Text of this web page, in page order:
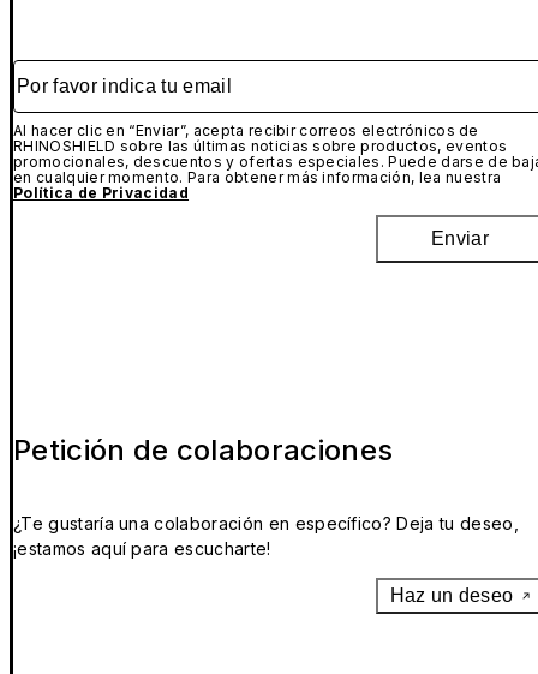
Por favor indica tu email
Al hacer clic en “Enviar”, acepta recibir correos electrónicos de
RHINOSHIELD sobre las últimas noticias sobre productos, eventos
promocionales, descuentos y ofertas especiales. Puede darse de
en cualquier momento. Para obtener más información, lea nuestra
Política de Privacidad
Enviar
Petición de colaboraciones
¿Te gustaría una colaboración en específico? Deja tu deseo,
¡estamos aquí para escucharte!
Haz un deseo